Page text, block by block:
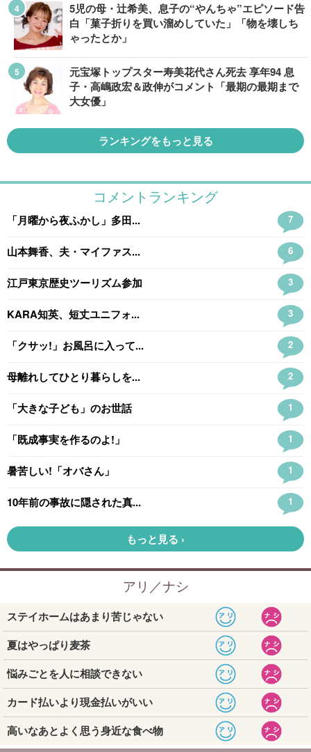
5児の母・辻希美、息子の“やんちゃ”エピソード告
白「菓子折りを買い溜めしていた」「物を壊しち
ゃったとか」
元宝塚トップスター寿美花代さん死去 享年94 息
子・高嶋政宏＆政伸がコメント「最期の最期まで
大女優」
ランキングをもっと見る